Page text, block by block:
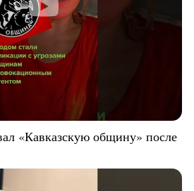
«Кавказскую общину» после